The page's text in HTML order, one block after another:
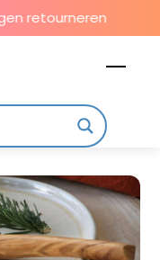
retourneren